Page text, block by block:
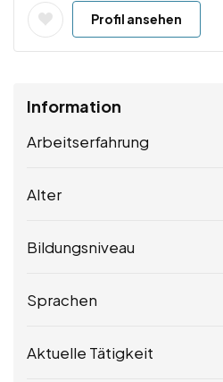
Profil ansehen
Information
Arbeitserfahrung
Alter
Bildungsniveau
Sprachen
Aktuelle Tätigkeit